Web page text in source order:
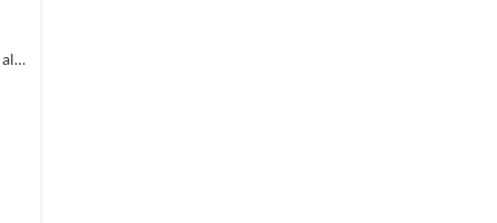
Quatre siècles avec une famille cévenole : les Villaret et leurs alliés